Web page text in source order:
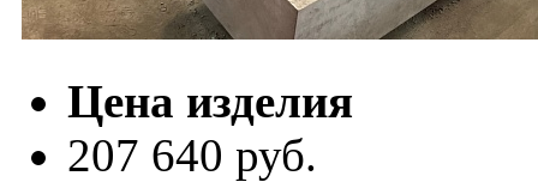
Цена изделия
207 640 руб.